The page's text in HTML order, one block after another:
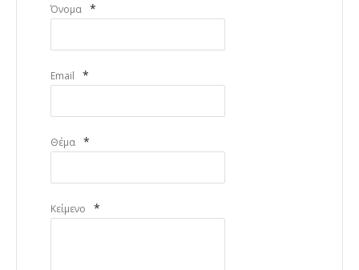
Όνομα *
Email *
Θέμα *
Κείμενο *